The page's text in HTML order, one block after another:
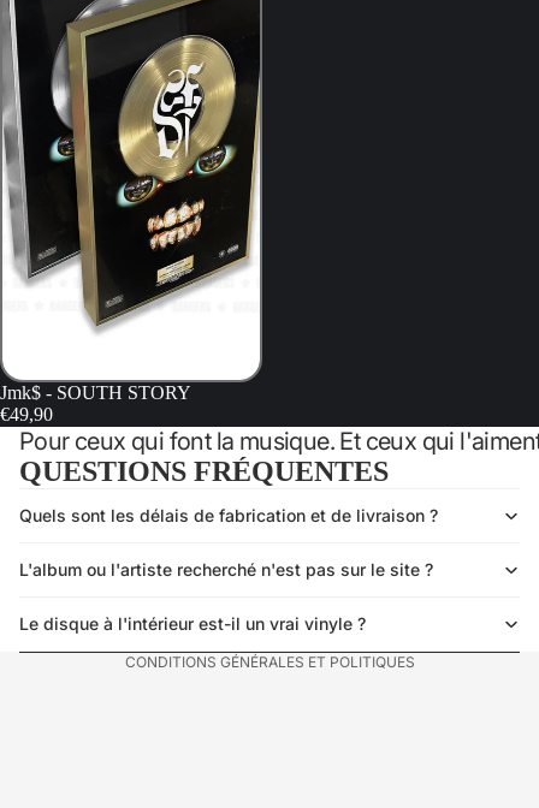
Jmk$ - SOUTH STORY
€49,90
Pour ceux qui font la musique. Et ceux qui
QUESTIONS FRÉQUENTES
Quels sont les délais de fabrication et de livraison ?
L'album ou l'artiste recherché n'est pas sur le site ?
Le disque à l'intérieur est-il un vrai vinyle ?
CONDITIONS GÉNÉRALES ET POLITIQUES
Politique de confidentialité
Conditions générales de vente